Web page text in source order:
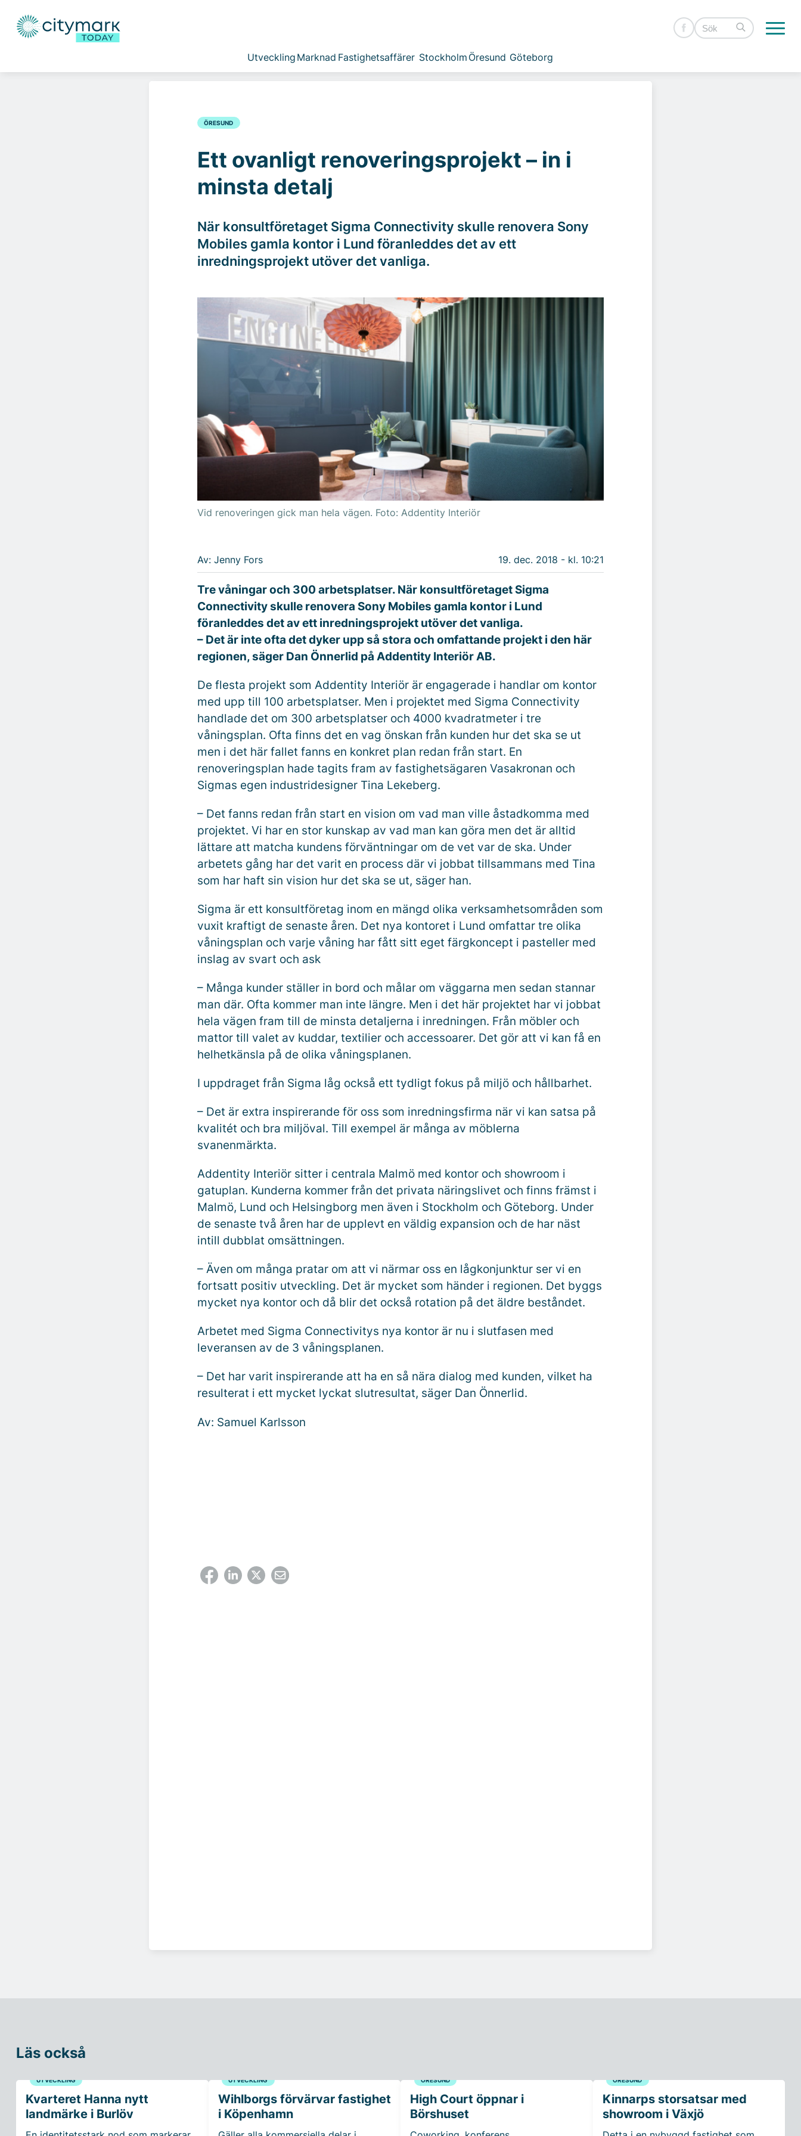
Utveckling Marknad Fastighetsaffärer Stockholm Öresund Göteborg
ÖRESUND
Ett ovanligt renoveringsprojekt – in i
minsta detalj
När konsultföretaget Sigma Connectivity skulle renovera Sony
Mobiles gamla kontor i Lund föranleddes det av ett
inredningsprojekt utöver det vanliga.
Vid renoveringen gick man hela vägen. Foto: Addentity Interiör
Av: Jenny Fors 19. dec. 2018 - kl. 10:21
Tre våningar och 300 arbetsplatser. När konsultföretaget Sigma
Connectivity skulle renovera Sony Mobiles gamla kontor i Lund
föranleddes det av ett inredningsprojekt utöver det vanliga.
– Det är inte ofta det dyker upp så stora och omfattande projekt i den här
regionen, säger Dan Önnerlid på Addentity Interiör AB.
De flesta projekt som Addentity Interiör är engagerade i handlar om kontor
med upp till 100 arbetsplatser. Men i projektet med Sigma Connectivity
handlade det om 300 arbetsplatser och 4000 kvadratmeter i tre
våningsplan. Ofta finns det en vag önskan från kunden hur det ska se ut
men i det här fallet fanns en konkret plan redan från start. En
renoveringsplan hade tagits fram av fastighetsägaren Vasakronan och
Sigmas egen industridesigner Tina Lekeberg.
– Det fanns redan från start en vision om vad man ville åstadkomma med
projektet. Vi har en stor kunskap av vad man kan göra men det är alltid
lättare att matcha kundens förväntningar om de vet var de ska. Under
arbetets gång har det varit en process där vi jobbat tillsammans med Tina
som har haft sin vision hur det ska se ut, säger han.
Sigma är ett konsultföretag inom en mängd olika verksamhetsområden som
vuxit kraftigt de senaste åren. Det nya kontoret i Lund omfattar tre olika
våningsplan och varje våning har fått sitt eget färgkoncept i pasteller med
inslag av svart och ask
– Många kunder ställer in bord och målar om väggarna men sedan stannar
man där. Ofta kommer man inte längre. Men i det här projektet har vi jobbat
hela vägen fram till de minsta detaljerna i inredningen. Från möbler och
mattor till valet av kuddar, textilier och accessoarer. Det gör att vi kan få en
helhetkänsla på de olika våningsplanen.
I uppdraget från Sigma låg också ett tydligt fokus på miljö och hållbarhet.
– Det är extra inspirerande för oss som inredningsfirma när vi kan satsa på
kvalitét och bra miljöval. Till exempel är många av möblerna
svanenmärkta.
Addentity Interiör sitter i centrala Malmö med kontor och showroom i
gatuplan. Kunderna kommer från det privata näringslivet och finns främst i
Malmö, Lund och Helsingborg men även i Stockholm och Göteborg. Under
de senaste två åren har de upplevt en väldig expansion och de har näst
intill dubblat omsättningen.
– Även om många pratar om att vi närmar oss en lågkonjunktur ser vi en
fortsatt positiv utveckling. Det är mycket som händer i regionen. Det byggs
mycket nya kontor och då blir det också rotation på det äldre beståndet.
Arbetet med Sigma Connectivitys nya kontor är nu i slutfasen med
leveransen av de 3 våningsplanen.
– Det har varit inspirerande att ha en så nära dialog med kunden, vilket ha
resulterat i ett mycket lyckat slutresultat, säger Dan Önnerlid.
Av: Samuel Karlsson
Läs också
UTVECKLING
Kvarteret Hanna nytt
landmärke i Burlöv
UTVECKLING
Wihlborgs förvärvar fastighet
i Köpenhamn
ÖRESUND
High Court öppnar i
Börshuset
ÖRESUND
Kinnarps storsatsar med
showroom i Växjö